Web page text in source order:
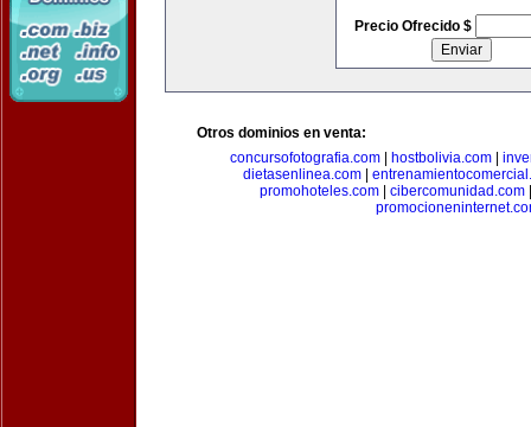
Precio Ofrecido $
Otros dominios en venta:
concursofotografia.com| hostbolivia.com|
dietasenlinea.com|
promohoteles.com
cibercomunidad.com